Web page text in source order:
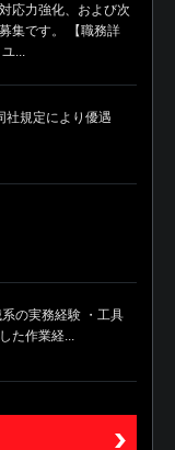
応力強化、および次
集です。 【職務詳
...
社規定により優遇
の実務経験 ・工具
た作業経...